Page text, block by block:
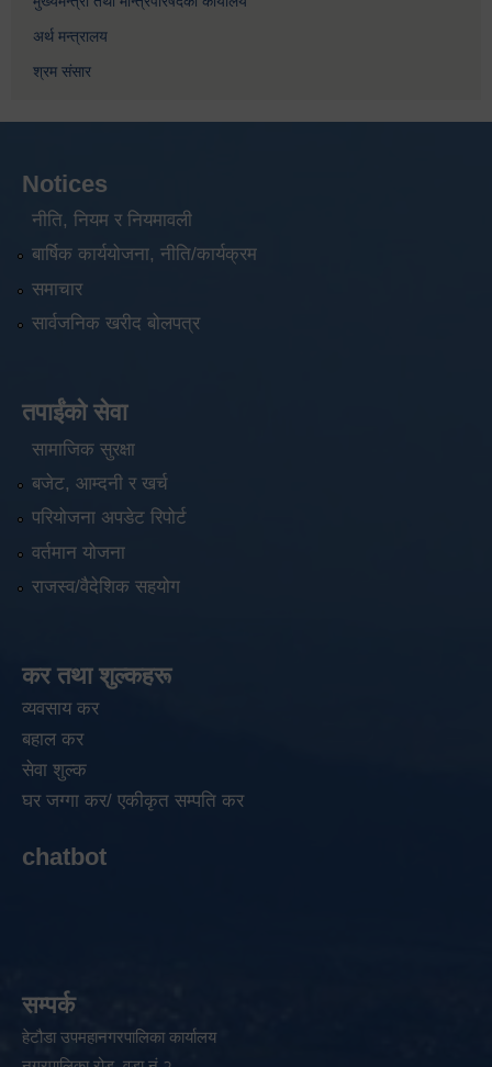
अर्थ मन्त्रालय
श्रम संसार
Notices
नीति, नियम र नियमावली
बार्षिक कार्ययोजना, नीति/कार्यक्रम
समाचार
सार्वजनिक खरीद बोलपत्र
तपाईंको सेवा
सामाजिक सुरक्षा
बजेट, आम्दनी र खर्च
परियोजना अपडेट रिपोर्ट
वर्तमान योजना
राजस्व/वैदेशिक सहयोग
कर तथा शुल्कहरू
व्यवसाय कर
बहाल कर
सेवा शुल्क
घर जग्गा कर/ एकीकृत सम्पति कर
chatbot
सम्पर्क
हेटौडा उपमहानगरपालिका कार्यालय